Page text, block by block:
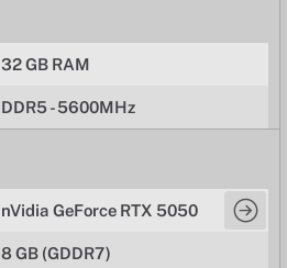
32 GB RAM
DDR5 - 5600MHz
nVidia GeForce RTX 5050
8 GB (GDDR7)